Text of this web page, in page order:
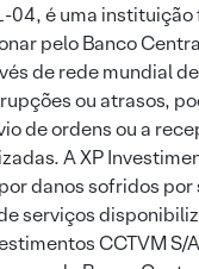
é uma instituição
pelo Banco
de rede mundial
ou atrasos,
de ordens ou a
A XP
danos sofridos por
serviços
CCTVM S/